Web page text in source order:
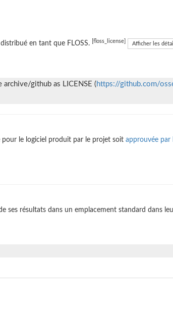
en tant que FLOSS. [floss_license] Afficher les
github as LICENSE ( https://github.com/
pour le logiciel produit par le projet soit approuvée par
ses résultats dans un emplacement standard dans